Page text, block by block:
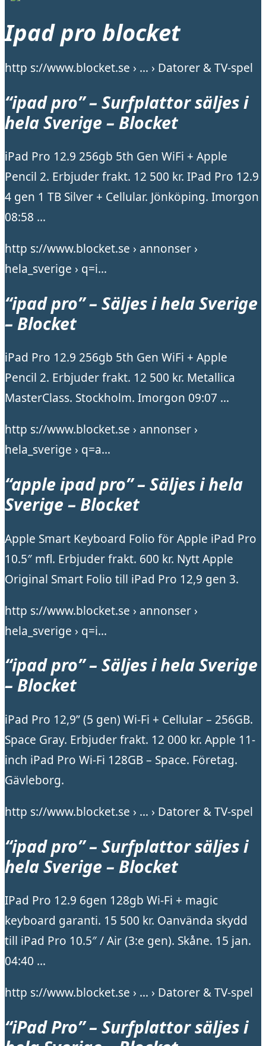
Ipad pro blocket
http s://www.blocket.se › … › Datorer & TV-spel
“ipad pro” – Surfplattor säljes i
hela Sverige – Blocket
iPad Pro 12.9 256gb 5th Gen WiFi + Apple
Pencil 2. Erbjuder frakt. 12 500 kr. IPad Pro 12.9
4 gen 1 TB Silver + Cellular. Jönköping. Imorgon
08:58 …
http s://www.blocket.se › annonser ›
hela_sverige › q=i…
“ipad pro” – Säljes i hela Sverige
– Blocket
iPad Pro 12.9 256gb 5th Gen WiFi + Apple
Pencil 2. Erbjuder frakt. 12 500 kr. Metallica
MasterClass. Stockholm. Imorgon 09:07 …
http s://www.blocket.se › annonser ›
hela_sverige › q=a…
“apple ipad pro” – Säljes i hela
Sverige – Blocket
Apple Smart Keyboard Folio för Apple iPad Pro
10.5″ mfl. Erbjuder frakt. 600 kr. Nytt Apple
Original Smart Folio till iPad Pro 12,9 gen 3.
http s://www.blocket.se › annonser ›
hela_sverige › q=i…
“ipad pro” – Säljes i hela Sverige
– Blocket
iPad Pro 12,9” (5 gen) Wi-Fi + Cellular – 256GB.
Space Gray. Erbjuder frakt. 12 000 kr. Apple 11-
inch iPad Pro Wi-Fi 128GB – Space. Företag.
Gävleborg.
http s://www.blocket.se › … › Datorer & TV-spel
“ipad pro” – Surfplattor säljes i
hela Sverige – Blocket
IPad Pro 12.9 6gen 128gb Wi-Fi + magic
keyboard garanti. 15 500 kr. Oanvända skydd
till iPad Pro 10.5″ / Air (3:e gen). Skåne. 15 jan.
04:40 …
http s://www.blocket.se › … › Datorer & TV-spel
“iPad Pro” – Surfplattor säljes i